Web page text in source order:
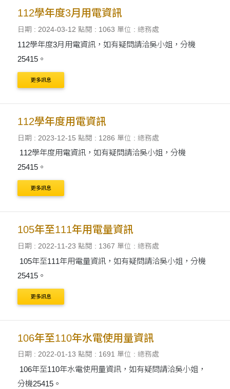
112學年度3月用電資訊
日期 : 2024-03-12 點閱 : 1063 單位 : 總務處
112學年度3月用電資訊，如有疑問請洽吳小姐，分機
25415。
更多訊息
112學年度用電資訊
日期 : 2023-12-15 點閱 : 1286 單位 : 總務處
112學年度用電資訊，如有疑問請洽吳小姐，分機
25415。
更多訊息
105年至111年用電量資訊
日期 : 2022-11-23 點閱 : 1367 單位 : 總務處
105年至111年用電量資訊，如有疑問請洽吳小姐，分機
25415。
更多訊息
106年至110年水電使用量資訊
日期 : 2022-01-13 點閱 : 1691 單位 : 總務處
106年至110年水電使用量資訊，如有疑問請洽吳小姐，
分機25415。